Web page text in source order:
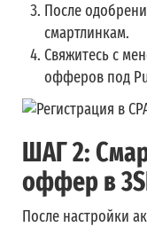
После
смартлинкам.
Свяжитесь с
офферов под
ШАГ 2:
оффер в
После настройки